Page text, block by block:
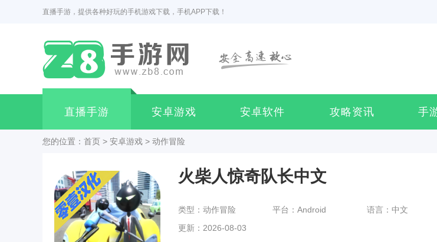
直播手游，提供各种好玩的手机游戏下载，手机APP下载！
直播手游 安卓游戏 安卓软件 攻略资讯 手
您的位置： 首页 > 安卓游戏 > 动作冒险
类型：动作冒险 平台：Android 语言：中文
更新：2026-08-03
火柴人惊奇队长中文